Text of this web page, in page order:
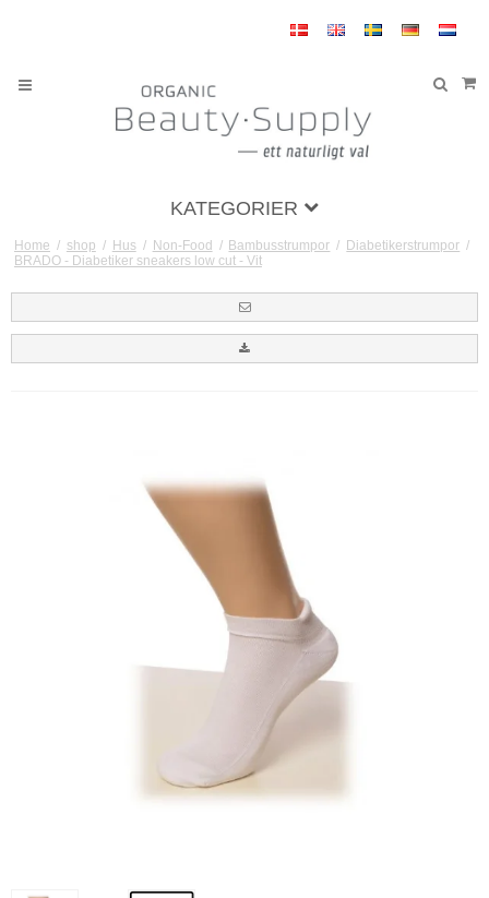
KATEGORIER
Home / shop / Hus / Non-Food / Bambusstrumpor / Diabetikerstrumpor /
BRADO - Diabetiker sneakers low cut - Vit